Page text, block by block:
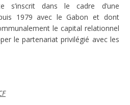
s’inscrit dans le cadre d’une
1979 avec le Gabon et dont
le capital relationnel
le partenariat privilégié avec les